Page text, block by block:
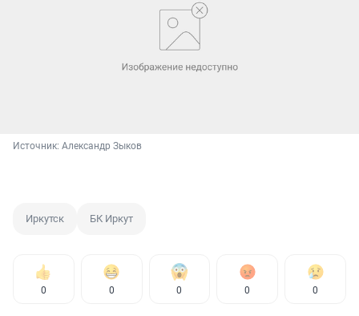
Источник: Александр Зыков
Иркутск БК Иркут
0 0 0 0 0